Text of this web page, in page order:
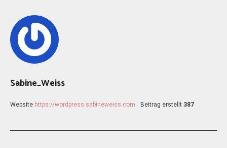
Sabine_Weiss
Website https://wordpress.sabineweiss.com Beitrag erstellt 387